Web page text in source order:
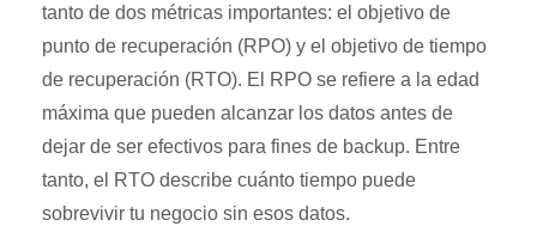
tanto de dos métricas importantes: el objetivo de
punto de recuperación (RPO) y el objetivo de tiempo
de recuperación (RTO). El RPO se refiere a la edad
máxima que pueden alcanzar los datos antes de
dejar de ser efectivos para fines de backup. Entre
tanto, el RTO describe cuánto tiempo puede
sobrevivir tu negocio sin esos datos.